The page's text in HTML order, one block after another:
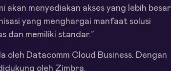
akan menyediakan akses yang lebih besar
yang menghargai manfaat solusi
dan memiliki standar.”
oleh Datacomm Cloud Business. Dengan
oleh Zimbra.